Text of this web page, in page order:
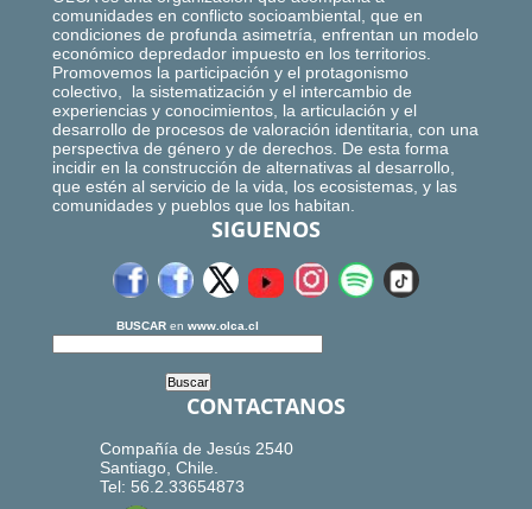
comunidades en conflicto socioambiental, que en
condiciones de profunda asimetría, enfrentan un modelo
económico depredador impuesto en los territorios.
Promovemos la participación y el protagonismo
colectivo, la sistematización y el intercambio de
experiencias y conocimientos, la articulación y el
desarrollo de procesos de valoración identitaria, con una
perspectiva de género y de derechos. De esta forma
incidir en la construcción de alternativas al desarrollo,
que estén al servicio de la vida, los ecosistemas, y las
comunidades y pueblos que los habitan.
SIGUENOS
BUSCAR en www.olca.cl
CONTACTANOS
Compañía de Jesús 2540
Santiago, Chile.
Tel: 56.2.33654873